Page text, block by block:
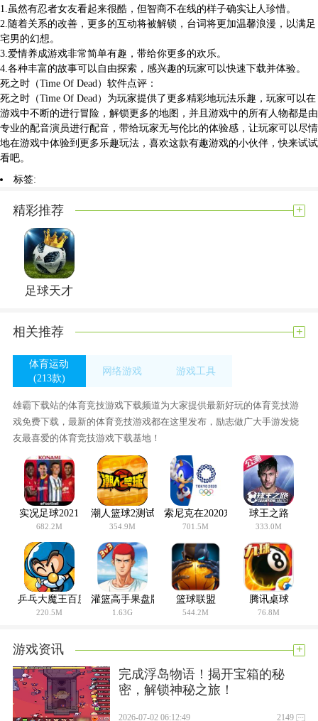
1.虽然有忍者女友看起来很酷，但智商不在线的样子确实让人珍惜。
2.随着关系的改善，更多的互动将被解锁，台词将更加温馨浪漫，以满足
宅男的幻想。
3.爱情养成游戏非常简单有趣，带给你更多的欢乐。
4.各种丰富的故事可以自由探索，感兴趣的玩家可以快速下载并体验。
死之时（Time Of Dead）软件点评：
死之时（Time Of Dead）为玩家提供了更多精彩地玩法乐趣，玩家可以在
游戏中不断的进行冒险，解锁更多的地图，并且游戏中的所有人物都是由
专业的配音演员进行配音，带给玩家无与伦比的体验感，让玩家可以尽情
地在游戏中体验到更多乐趣玩法，喜欢这款有趣游戏的小伙伴，快来试试
看吧。
标签:
精彩推荐 +
足球天才
相关推荐 +
体育运动
(213款)
网络游戏
游戏工具
雄霸下载站的体育竞技游戏下载频道为大家提供最新好玩的体育竞技游
戏免费下载，最新的体育竞技游戏都在这里发布，励志做广大手游发烧
友最喜爱的体育竞技游戏下载基地！
实况足球2021
682.2M
潮人篮球2测试服
354.9M
索尼克在2020东京奥运会
701.5M
球王之路
333.0M
乒乓大魔王百度版
220.5M
灌篮高手果盘版
1.63G
篮球联盟
544.2M
腾讯桌球
76.8M
游戏资讯 +
完成浮岛物语！揭开宝箱的秘
密，解锁神秘之旅！
2026-07-02 06:12:49 2149